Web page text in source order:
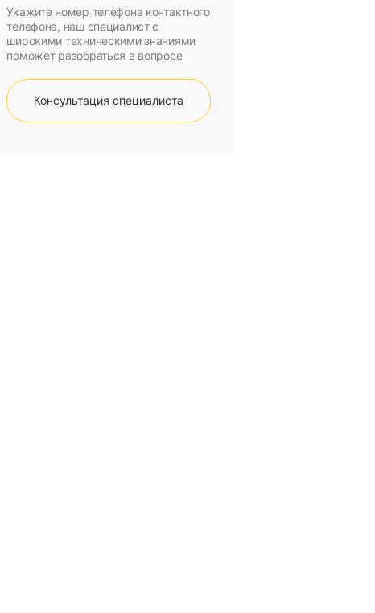
Укажите номер телефона контактного
телефона, наш специалист с
широкими техническими знаниями
поможет разобраться в вопросе
Консультация специалиста